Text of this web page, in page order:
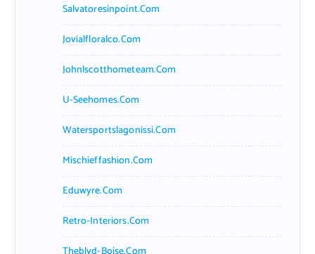
Salvatoresinpoint.com
Jovialfloralco.com
Johnlscotthometeam.com
U-Seehomes.com
Watersportslagonissi.com
Mischieffashion.com
Eduwyre.com
Retro-Interiors.com